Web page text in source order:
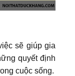
sẽ giúp gia
quyết định
cuộc sống.